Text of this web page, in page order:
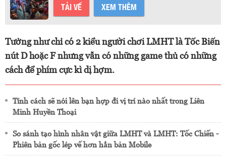
TẢI VỀ XEM THÊM
Tưởng như chỉ có 2 kiểu người chơi LMHT là Tốc Biến
nút D hoặc F nhưng vẫn có những game thủ có những
cách để phím cực kì dị hợm.
Tính cách sẽ nói lên bạn hợp đi vị trí nào nhất trong Liên
Minh Huyền Thoại
So sánh tạo hình nhân vật giữa LMHT và LMHT: Tốc Chiến -
Phiên bản gốc lép vế hơn hẳn bản Mobile